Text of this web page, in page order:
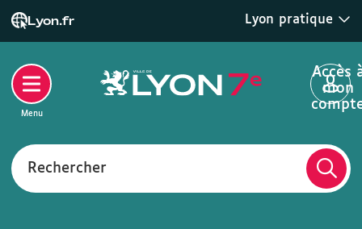
Lyon.fr Lyon pratique
Rechercher
Accès
mon
Menu